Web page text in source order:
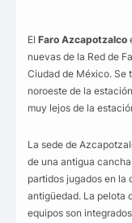
El Faro Azcapotzalco
nuevas de la Red de
Ciudad de México. Se
noroeste de la
muy lejos de la
La sede de
de una antigua
partidos jugados en la
antigüedad. La pelota
equipos son